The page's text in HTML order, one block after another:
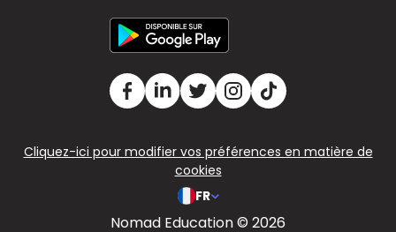
Cliquez-ici pour modifier vos préférences en matière de
cookies
FR
Nomad Education © 2026